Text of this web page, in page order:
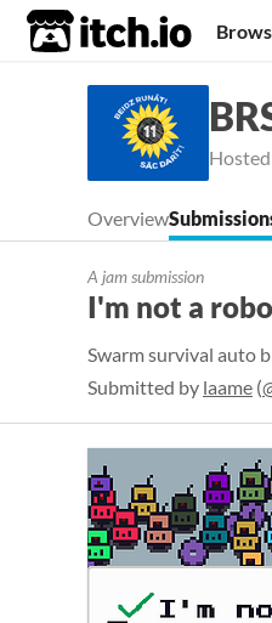
itch.io
Overview
A jam submission
I'm not a
Swarm survival auto
Submitted by laame (